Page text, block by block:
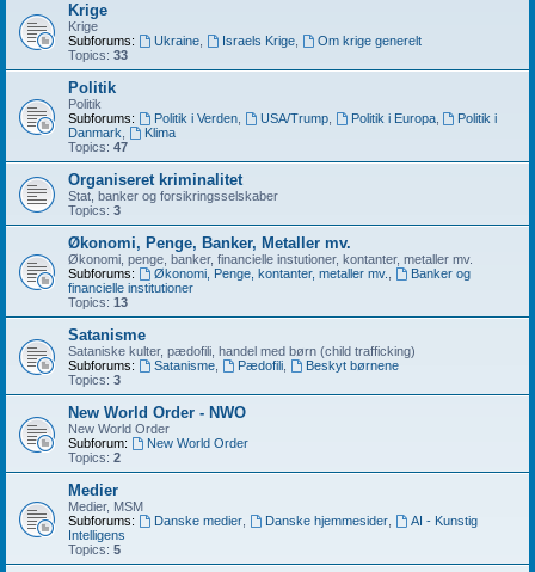
Krige
Krige
Subforums:
Ukraine, Israels Krige,
Om krige generelt
Topics: 33
Politik
Politik
Subforums:
Politik i Verden, USA/Trump, Politik i Europa,
Politik i
Danmark
Klima
Topics: 47
Organiseret kriminalitet
Stat, banker og forsikringsselskaber
Topics: 3
Økonomi, Penge, Banker, Metaller mv.
Økonomi, penge, banker, financielle instutioner, kontanter, metaller mv.
Subforums:
Økonomi, Penge, kontanter, metaller mv.
Banker og
financielle institutioner
Topics: 13
Satanisme
Sataniske kulter, pædofili, handel med børn (child trafficking)
Subforums:
Satanisme, Pædofili,
Beskyt børnene
Topics: 3
New World Order - NWO
New World Order
Subforum:
New World Order
Topics: 2
Medier
Medier, MSM
Subforums:
Danske medier, Danske hjemmesider,
AI - Kunstig
Intelligens
Topics: 5